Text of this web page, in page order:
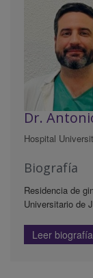
Dr.
Hospital
Biografía
Residencia de
Universitario de
Leer